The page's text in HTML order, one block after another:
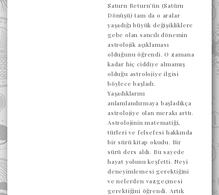
Saturn Return’ün (Satürn
Dönüşü) tam da o aralar
yaşadığı büyük değişikliklere
gebe olan sancılı dönemin
astrolojik açıklaması
olduğunu öğrendi. O zamana
kadar hiç ciddiye almamış
olduğu astrolojiye ilgisi
böylece başladı.
Yaşadıklarını
anlamlandırmaya başladıkça
astrolojiye olan merakı arttı.
Astrolojinin matematiği,
türleri ve felsefesi hakkında
bir sürü kitap okudu. Bir
sürü ders aldı. Bu sayede
hayat yolunu keşfetti. Neyi
deneyimlemesi gerektiğini
ve nelerden vazgeçmesi
gerektiğini öğrendi. Artık